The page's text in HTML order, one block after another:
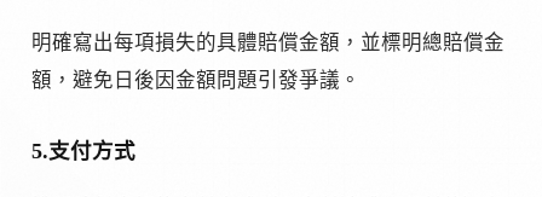
明確寫出每項損失的具體賠償金額，並標明總賠償金
額，避免日後因金額問題引發爭議。
5.支付方式